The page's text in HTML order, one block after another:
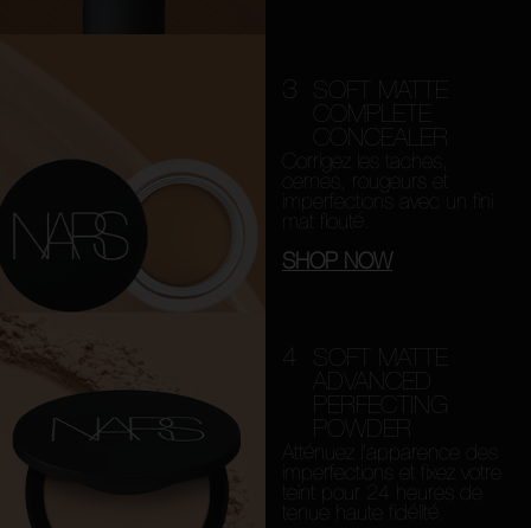
3
SOFT MATTE
COMPLETE
CONCEALER
Corrigez les taches,
cernes, rougeurs et
imperfections avec un fini
mat flouté.
SHOP NOW
4
SOFT MATTE
ADVANCED
PERFECTING
POWDER
Atténuez l’apparence des
imperfections et fixez votre
teint pour 24 heures de
tenue haute fidélité.